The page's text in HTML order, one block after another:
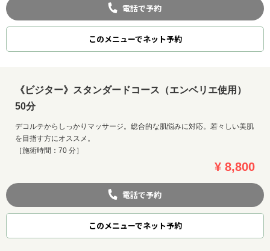
電話で予約
このメニューでネット予約
《ビジター》スタンダードコース（エンベリエ使用）
50分
デコルテからしっかりマッサージ。総合的な肌悩みに対応。若々しい美肌
を目指す方にオススメ。
［施術時間：70 分］
¥ 8,800
電話で予約
このメニューでネット予約